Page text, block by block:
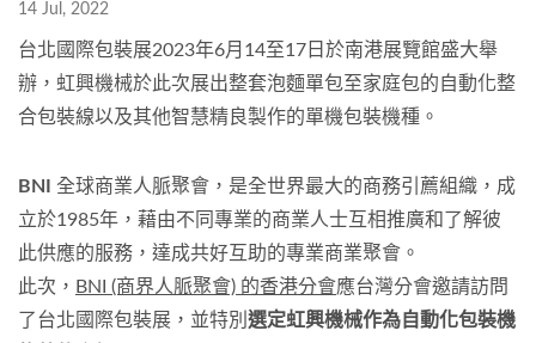
14 Jul, 2022
台北國際包裝展2023年6月14至17日於南港展覽館盛大舉
辦，虹興機械於此次展出整套泡麵單包至家庭包的自動化整
合包裝線以及其他智慧精良製作的單機包裝機種。
BNI
全球商業人脈聚會，是全世界最大的商務引薦組織，成
立於1985年，藉由不同專業的商業人士互相推廣和了解彼
此供應的服務，達成共好互助的專業商業聚會。
此次， BNI (商界人脈聚會) 的香港分會應台灣分會邀請訪問
了台北國際包裝展，並特別 選定虹興機械作為自動化包裝機